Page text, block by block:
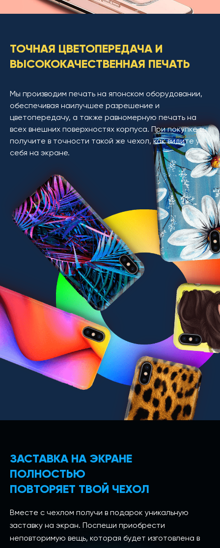
ТОЧНАЯ ЦВЕТОПЕРЕДАЧА И
ВЫСОКОКАЧЕСТВЕННАЯ ПЕЧАТЬ
Мы производим печать на японском оборудовании,
обеспечивая наилучшее разрешение и
цветопередачу, а также равномерную печать на
всех внешних поверхностях корпуса. При покупке вы
получите в точности такой же чехол, как видите у
себя на экране.
ЗАСТАВКА НА ЭКРАНЕ
ПОЛНОСТЬЮ
ПОВТОРЯЕТ ТВОЙ ЧЕХОЛ
Вместе с чехлом получи в подарок уникальную
заставку на экран. Поспеши приобрести
неповторимую вещь, которая будет изготовлена в